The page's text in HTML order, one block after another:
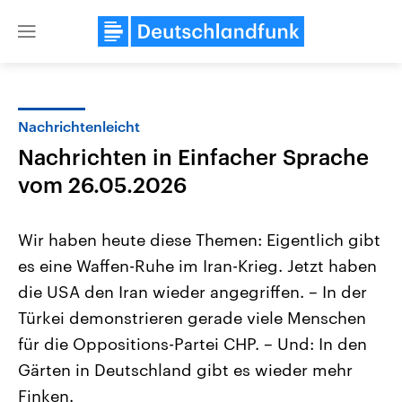
Close
Landtagswahl Sachsen-Anhalt
2026
Alle Informationen
Sachsen-Anhalt wählt am 6.
September 2026 einen neuen
Bundesland von einer Koalition aus
USA
Aktuelle Beiträge,
Hintergründe
gehören die Vereinigten
Nachrichtenleicht
Nachrichten in Einfacher Sprache
vom 26.05.2026
Wir haben heute diese Themen: Eigentlich gibt
es eine Waffen-Ruhe im Iran-Krieg. Jetzt haben
die USA den Iran wieder angegriffen. – In der
Türkei demonstrieren gerade viele Menschen
für die Oppositions-Partei CHP. – Und: In den
Gärten in Deutschland gibt es wieder mehr
Finken.